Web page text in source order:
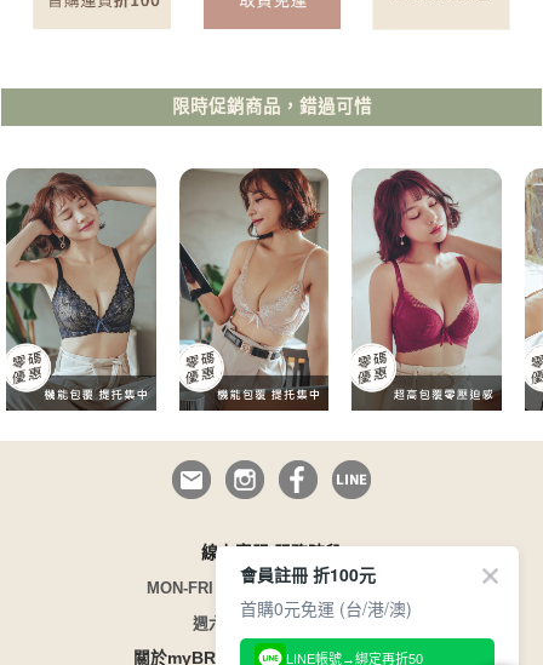
限時促銷商品，錯過可惜
線上客服 服務時段
MON-FRI 09:00~12:30/13:30~17:00
週六日與國定假日休息
關於myBRA
企業徵才/165 防詐騙
會員註冊 折100元
首購0元免運 (台/港/澳)
LINE帳號→綁定再折50